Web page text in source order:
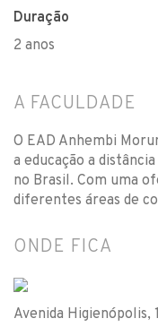
Duração
2 anos
A FACULDADE
O EAD Anhembi
a educação a
no Brasil. Com uma
diferentes áreas de
ONDE FICA
Avenida Higienópolis,